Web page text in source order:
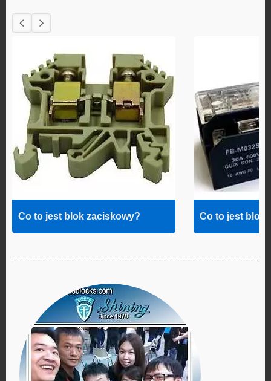
Co to jest blok zaciskowy? Co to jest blok